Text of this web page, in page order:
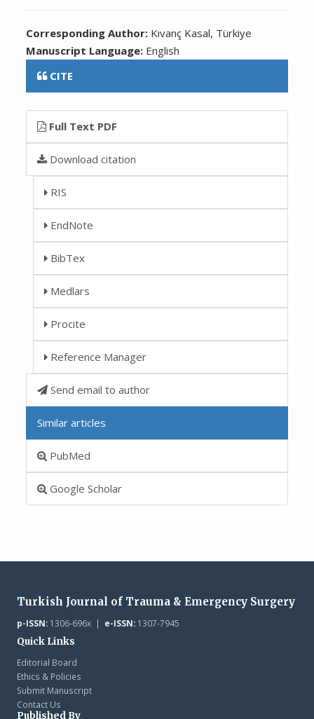
Corresponding Author: Kıvanç Kasal, Türkiye
Manuscript Language: English
CITE
Full Text PDF
Download citation
RIS
EndNote
BibTex
Medlars
Procite
Reference Manager
Send email to author
Similar articles
PubMed
Google Scholar
Turkish Journal of Trauma & Emergency Surgery
p-ISSN:1306-696x | e-ISSN:1307-7945
Quick Links
Editorial Board
Ethics & Policies
Submit Manuscript
Contact Us
Published By